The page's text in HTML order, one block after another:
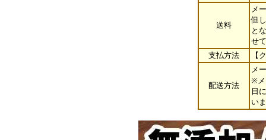
送料
メ
但
と
せ
支払方法
【
配送方法
メ
※メ
日
い